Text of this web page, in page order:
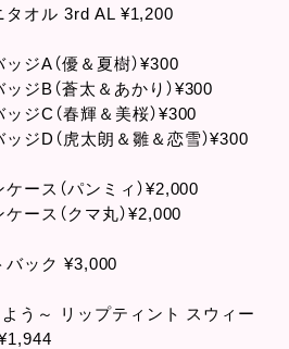
オル 3rd AL ¥1,200
ジA（優＆夏樹）¥300
ジB（蒼太＆あかり）¥300
ジC（春輝＆美桜）¥300
ジD（虎太朗＆雛＆恋雪）¥300
ース（パンミィ）¥2,000
ース（クマ丸）¥2,000
ック ¥3,000
う～ リップティント スウィー